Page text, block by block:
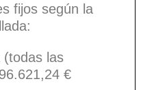
fijos según la
(todas las
€